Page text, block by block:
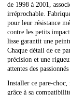
de 1998 à 2001,
irréprochable.
pour leur résistance
contre les petits
lisse garantit une
Chaque détail de ce
précision et une
attentes des
Installer ce pare-choc,
grâce à sa